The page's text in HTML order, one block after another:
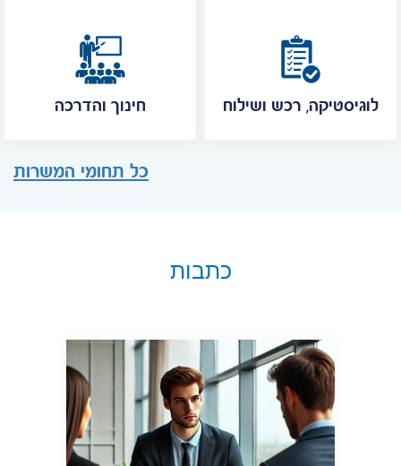
חינוך והדרכה לוגיסטיקה, רכש ושילוח
כל תחומי המשרות
כתבות